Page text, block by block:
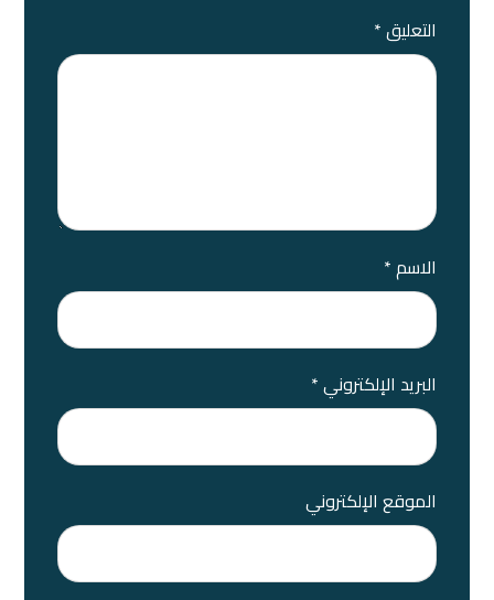
التعليق*
الاسم*
البريد الإلكتروني*
الموقع الإلكتروني